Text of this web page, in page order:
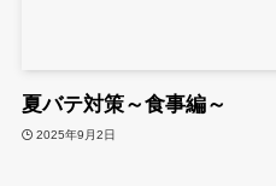
夏バテ対策～食事編～
2025年9月2日